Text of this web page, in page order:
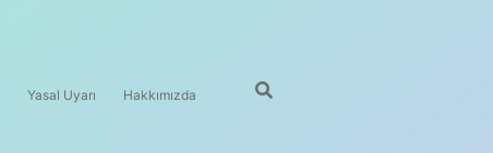
Yasal Uyarı Hakkımızda